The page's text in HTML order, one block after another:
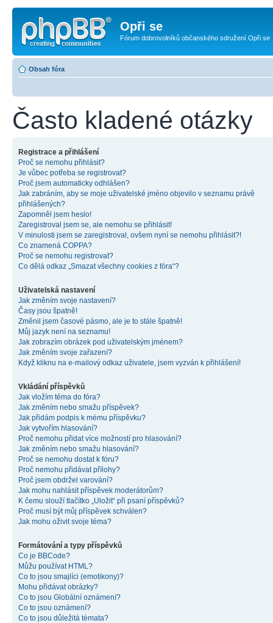
Opři se
Fórum dobrovolníků občanského sdružení Opři se
Obsah fóra
Často kladené otázky
Registrace a přihlášení
Proč se nemohu přihlásit?
Je vůbec potřeba se registrovat?
Proč jsem automaticky odhlášen?
Jak zabráním, aby se moje uživatelské jméno objevilo v seznamu právě
přihlášených?
Zapomněl jsem heslo!
Zaregistroval jsem se, ale nemohu se přihlásit!
V minulosti jsem se zaregistroval, ovšem nyní se nemohu přihlásit?!
Co znamená COPPA?
Proč se nemohu registrovat?
Co dělá odkaz „Smazat všechny cookies z fóra“?
Uživatelská nastavení
Jak změním svoje nastavení?
Časy jsou špatně!
Změnil jsem časové pásmo, ale je to stále špatně!
Můj jazyk není na seznamu!
Jak zobrazím obrázek pod uživatelským jménem?
Jak změním svoje zařazení?
Když kliknu na e-mailový odkaz uživatele, jsem vyzván k přihlášení!
Vkládání příspěvků
Jak vložím téma do fóra?
Jak změním nebo smažu příspěvek?
Jak přidám podpis k mému příspěvku?
Jak vytvořím hlasování?
Proč nemohu přidat více možností pro hlasování?
Jak změním nebo smažu hlasování?
Proč se nemohu dostat k fóru?
Proč nemohu přidávat přílohy?
Proč jsem obdržel varování?
Jak mohu nahlásit příspěvek moderátorům?
K čemu slouží tlačítko „Uložit“ při psaní příspěvků?
Proč musí být můj příspěvek schválen?
Jak mohu oživit svoje téma?
Formátování a typy příspěvků
Co je BBCode?
Můžu používat HTML?
Co to jsou smajlíci (emotikony)?
Mohu přidávat obrázky?
Co to jsou Globální oznámení?
Co to jsou oznámení?
Co to jsou důležitá témata?